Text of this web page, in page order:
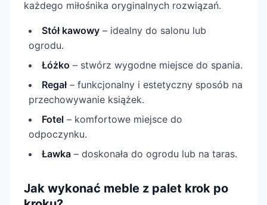
każdego miłośnika oryginalnych rozwiązań.
Stół kawowy – idealny do salonu lub
ogrodu.
Łóżko – stwórz wygodne miejsce do spania.
Regał– funkcjonalny i estetyczny sposób na
przechowywanie książek.
Fotel – komfortowe miejsce do
odpoczynku.
Ławka – doskonała do ogrodu lub na taras.
Jak wykonać meble z palet krok po